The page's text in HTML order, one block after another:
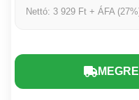
Nettó: 3 929 Ft + ÁFA